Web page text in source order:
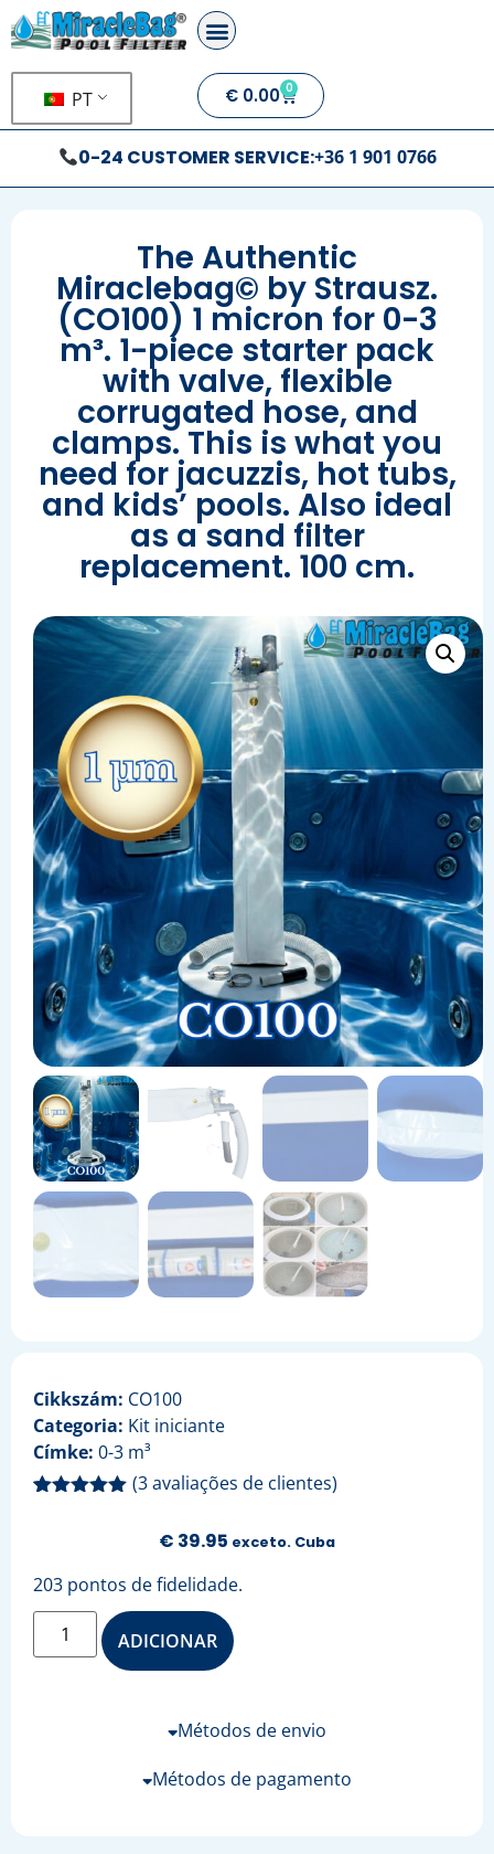
PT € 0.00 0
0-24 CUSTOMER SERVICE:+36 1 901 0766
The Authentic
Miraclebag© by Strausz.
(CO100) 1 micron for 0-3
m³. 1-piece starter pack
with valve, flexible
corrugated hose, and
clamps. This is what you
need for jacuzzis, hot tubs,
and kids’ pools. Also ideal
as a sand filter
replacement. 100 cm.
Cikkszám: CO100
Categoria: Kit iniciante
Címke: 0-3 m³
classificações
de clientes
(3avaliações de clientes)
€ 39.95 exceto. Cuba
203 pontos de fidelidade.
ADICIONAR
Métodos de envio
Métodos de pagamento